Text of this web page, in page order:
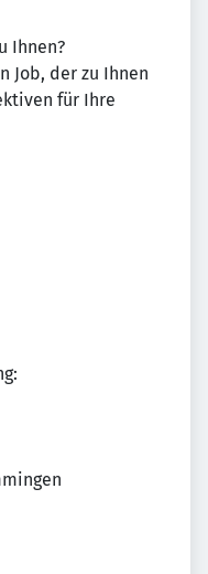
Ihnen?
Job, der zu Ihnen
für Ihre